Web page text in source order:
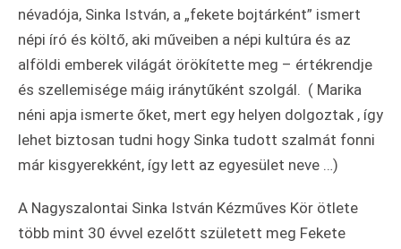
névadója, Sinka István, a „fekete bojtárként” ismert
népi író és költő, aki műveiben a népi kultúra és az
alföldi emberek világát örökítette meg – értékrendje
és szellemisége máig iránytűként szolgál. ( Marika
néni apja ismerte őket, mert egy helyen dolgoztak , így
lehet biztosan tudni hogy Sinka tudott szalmát fonni
már kisgyerekként, így lett az egyesület neve …)
A Nagyszalontai Sinka István Kézműves Kör ötlete
több mint 30 évvel ezelőtt született meg Fekete